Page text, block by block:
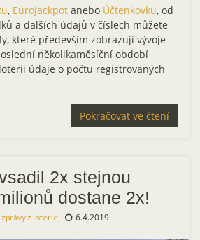
, Eurojackpot anebo Účtenkovku, od
a dalších údajů v číslech můžete
které především zobrazují vývoje
několikaměsíční období
údaje o počtu registrovaných
Pokračovat ve čtení
2x stejnou
dostane 2x!
z loterie 6.4.2019